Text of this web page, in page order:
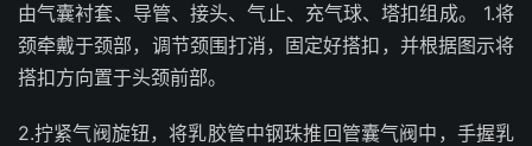
由气囊衬套、导管、接头、气止、充气球、塔扣组成。 1.将
颈牵戴于颈部，调节颈围打消，固定好搭扣，并根据图示将
搭扣方向置于头颈前部。
2.拧紧气阀旋钮，将乳胶管中钢珠推回管囊气阀中，手握乳